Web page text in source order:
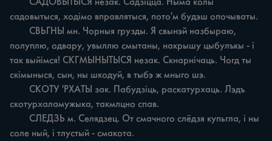
садовытыся, ходімо вправлятыся, пото'м будэш опочываты.
полуплю, одвару, увыллю смытаны, накрышу цыбулъкы - i
так выйімся! СКГМЫНЫТЫСЯ незак. Скнарнічаць. Чогд ты
скімыныся, сын, ны шкодуй, в тыбэ ж мныго шэ.
скотурхаламужыка, такмлцно спав.
соле ный, i тлустый - смакота.